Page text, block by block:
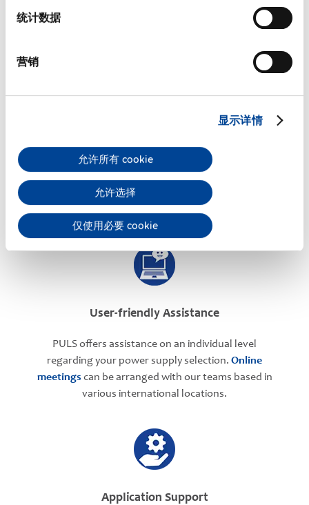
统计数据
营销
显示详情
允许所有 cookie
允许选择
仅使用必要 cookie
特性
PULS Services
User-friendly Assistance
PULS offers assistance on an individual level
regarding your power supply selection. Online
meetings can be arranged with our teams based in
various international locations.
Application Support